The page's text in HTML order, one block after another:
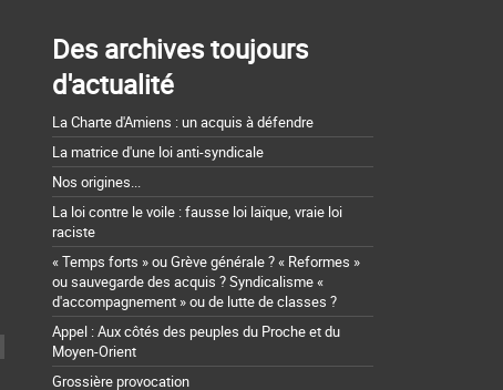
Des archives toujours
d'actualité
La Charte d'Amiens : un acquis à défendre
La matrice d'une loi anti-syndicale
Nos origines...
La loi contre le voile : fausse loi laïque, vraie loi
raciste
« Temps forts » ou Grève générale ? « Reformes »
ou sauvegarde des acquis ? Syndicalisme «
d'accompagnement » ou de lutte de classes ?
Appel : Aux côtés des peuples du Proche et du
Moyen-Orient
Grossière provocation